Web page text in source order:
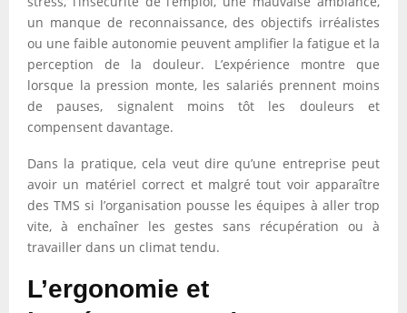
un manque de reconnaissance, des objectifs irréalistes
ou une faible autonomie peuvent amplifier la fatigue et la
perception de la douleur. L’expérience montre que
lorsque la pression monte, les salariés prennent moins
de pauses, signalent moins tôt les douleurs et
compensent davantage.
Dans la pratique, cela veut dire qu’une entreprise peut
avoir un matériel correct et malgré tout voir apparaître
des TMS si l’organisation pousse les équipes à aller trop
vite, à enchaîner les gestes sans récupération ou à
travailler dans un climat tendu.
L’ergonomie et